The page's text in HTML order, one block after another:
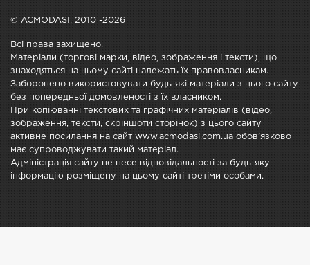
© ACMODASI, 2010 -2026
Всі права захищено.
Матеріали (торгові марки, відео, зображення і тексти), що
знаходяться на цьому сайті належать їх правовласникам.
Заборонено використовувати будь-які матеріали з цього сайту
без попередньої домовленості з їх власником.
При копіюванні текстових та графічних матеріалів (відео,
зображення, тексти, скріншоти сторінок) з цього сайту
активне посилання на сайт www.acmodasi.com.ua обов'язково
має супроводжувати такий матеріал.
Адміністрація сайту не несе відповідальності за будь-яку
інформацію розміщену на цьому сайті третіми особами.